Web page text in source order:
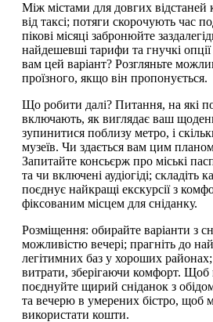
Між містами для довгих відстаней
від таксі; потяги скорочують час
пікові місяці забронюйте
найдешевші тарифи та гнучкі
вам цей варіант? Розгляньте
проїзного, якщо він пропонується.
Що робити далі? Питання, на які
включають, як виглядає ваш
зупинитися поблизу метро, і
музеїв. Чи здається вам цим
Запитайте консьєрж про міські
та чи включені аудіогіді; складіть
поєднує найкращі екскурсії з
фіксованим місцем для сніданку.
Розміщення: обирайте варіанти з
можливістю вечері; прагніть до
легітимних баз у хороших
витрати, зберігаючи комфорт.
поєднуйте щирий сніданок з
та вечерю в умерених бістро, щоб
використати кошти.